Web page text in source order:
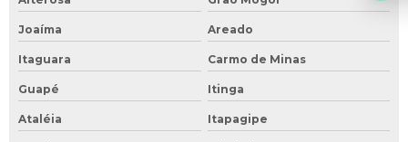
Joaíma Areado
Itaguara Carmo de Minas
Guapé Itinga
Ataléia Itapagipe